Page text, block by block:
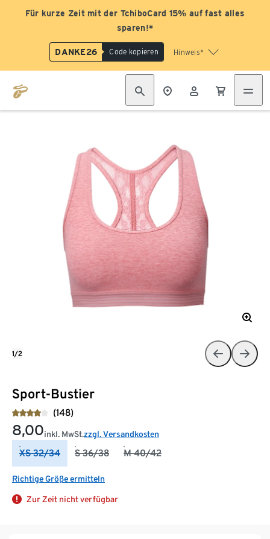
Für kurze Zeit mit der TchiboCard 15% auf fast alles
sparen!*
DANKE26 Code kopieren Hinweis*
Sport-Bustier
(148)
8,00inkl. MwSt.zzgl. Versandkosten
XS 32/34 S 36/38 M 40/42
Richtige Größe ermitteln
Zur Zeit nicht verfügbar
1/2